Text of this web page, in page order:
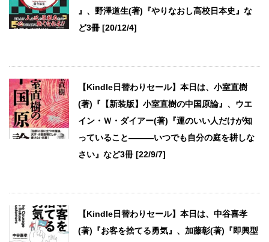
』、野澤道生(著)『やりなおし高校日本史』な
ど3冊 [20/12/4]
【Kindle日替わりセール】本日は、小室直樹
(著)『【新装版】小室直樹の中国原論』、ウエ
イン・Ｗ・ダイアー(著)『運のいい人だけが知
っていること―――いつでも自分の庭を耕しな
さい』など3冊 [22/9/7]
【Kindle日替わりセール】本日は、中谷喜孝
(著)『お客を捨てる勇気』、加藤彰(著)『即興型